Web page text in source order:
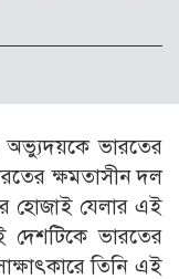
অভ্যুদয়কে ভারতের
ক্ষমতাসীন দল
হোজাই যেলার এই
দেশটিকে ভারতের
তিনি এই